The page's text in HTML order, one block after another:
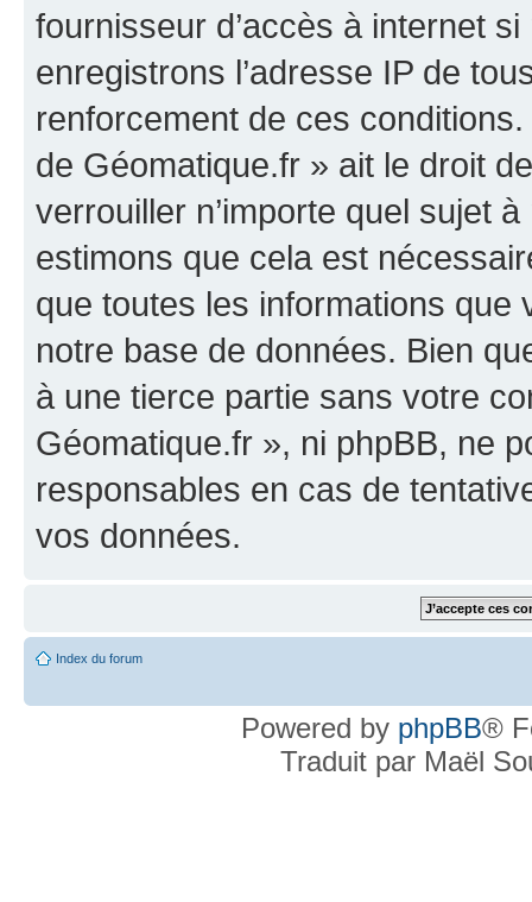
fournisseur d’accès à internet
enregistrons l’adresse IP de
renforcement de ces
de Géomatique.fr » ait le droit
verrouiller n’importe quel sujet
estimons que cela est
que toutes les informations
notre base de données. Bien
à une tierce partie sans votre
Géomatique.fr », ni phpBB, ne
responsables en cas de
vos données.
Index du forum
Powered by phpBB®
Traduit par Maël